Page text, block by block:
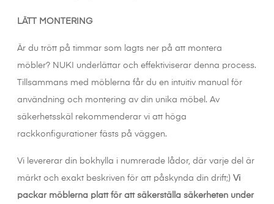
LÄTT MONTERING
Är du trött på timmar som lagts ner på att montera
möbler? NUKI underlättar och effektiviserar denna process.
Tillsammans med möblerna får du en intuitiv manual för
användning och montering av din unika möbel. Av
säkerhetsskäl rekommenderar vi att höga
rackkonfigurationer fästs på väggen.
Vi levererar din bokhylla i numrerade lådor, där varje del är
märkt och exakt beskriven för att påskynda din drift;) Vi
packar möblerna platt för att säkerställa säkerheten under